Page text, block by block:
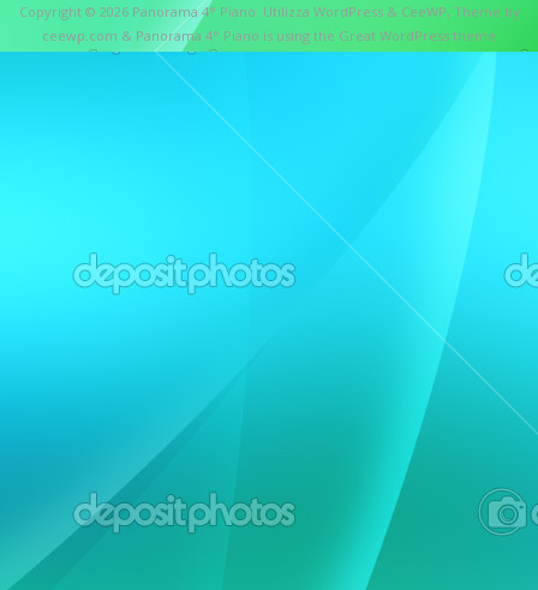
Copyright © 2026 Panorama 4° Piano. Utilizza WordPress& CeeWP, Theme by
ceewp.com & Panorama 4° Piano is using the Great WordPress theme